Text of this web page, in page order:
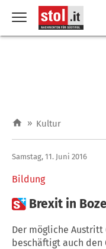
» Kultur
Bildung
Samstag, 11. Juni 2016
 Brexit in
Der mögliche Austritt
beschäftigt auch den